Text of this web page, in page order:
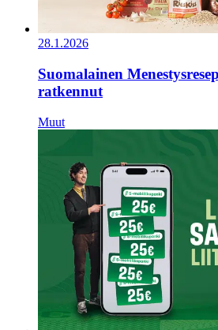
28.1.2026
Suomalainen
ratkennut
Muut